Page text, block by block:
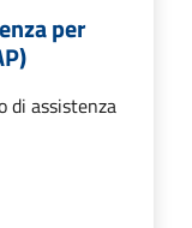
per
di assistenza